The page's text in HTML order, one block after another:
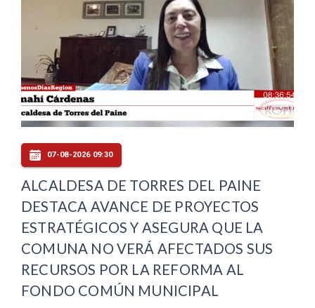
07-08-2026 09:30
ALCALDESA DE TORRES DEL PAINE
DESTACA AVANCE DE PROYECTOS
ESTRATÉGICOS Y ASEGURA QUE LA
COMUNA NO VERÁ AFECTADOS SUS
RECURSOS POR LA REFORMA AL
FONDO COMÚN MUNICIPAL